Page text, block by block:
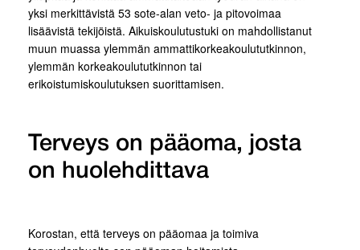
yksi merkittävistä 53 sote-alan veto- ja pitovoimaa
lisäävistä tekijöistä. Aikuiskoulutustuki on mahdollistanut
muun muassa ylemmän ammattikorkeakoulututkinnon,
ylemmän korkeakoulututkinnon tai
erikoistumiskoulutuksen suorittamisen.
Terveys on pääoma, josta
on huolehdittava
Korostan, että terveys on pääomaa ja toimiva